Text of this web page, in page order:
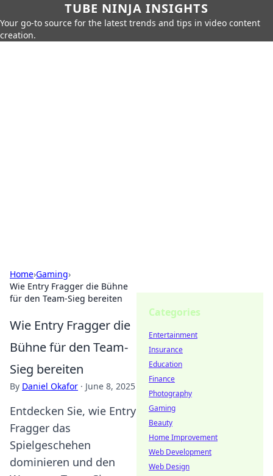
TUBE NINJA INSIGHTS
Your go-to source for the latest trends and tips in video content
creation.
Home›Gaming›
Wie Entry Fragger die Bühne
für den Team-Sieg bereiten
Wie Entry Fragger die
Bühne für den Team-
Sieg bereiten
By Daniel Okafor · June 8, 2025
Entdecken Sie, wie Entry
Fragger das
Spielgeschehen
dominieren und den
Categories
Entertainment
Insurance
Education
Finance
Photography
Gaming
Beauty
Home Improvement
Web Development
Web Design